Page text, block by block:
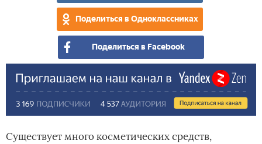
Поделиться в Одноклассниках
Поделиться в Facebook
Существует много косметических средств,